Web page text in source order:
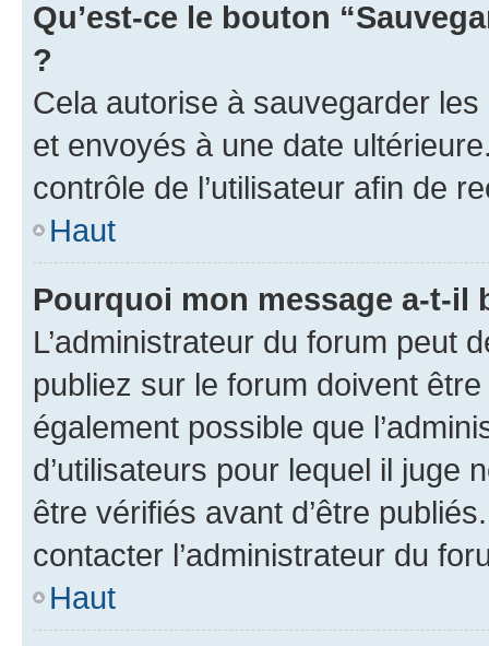
Qu’est-ce le bouton
?
Cela autorise à sauvegarder
et envoyés à une date
contrôle de l’utilisateur afin de
Haut
Pourquoi mon message a-t-il
L’administrateur du forum peut
publiez sur le forum doivent
également possible que
d’utilisateurs pour lequel il juge
être vérifiés avant d’être
contacter l’administrateur du
Haut